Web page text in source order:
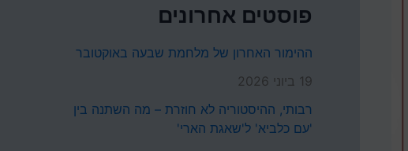
פוסטים אחרונים
ההימור האחרון של מלחמת שבעה באוקטובר
19 ביוני 2026
רבותי, ההיסטוריה לא חוזרת – מה השתנה בין
'עם כלביא' ל'שאגת הארי'